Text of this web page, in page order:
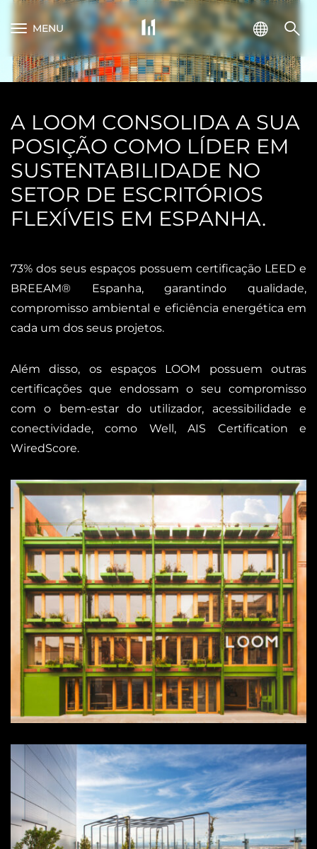
MENU
A LOOM CONSOLIDA A SUA
POSIÇÃO COMO LÍDER EM
SUSTENTABILIDADE NO
SETOR DE ESCRITÓRIOS
FLEXÍVEIS EM ESPANHA.
73% dos seus espaços possuem certificação LEED e
BREEAM® Espanha, garantindo qualidade,
compromisso ambiental e eficiência energética em
cada um dos seus projetos.
Além disso, os espaços LOOM possuem outras
certificações que endossam o seu compromisso
com o bem-estar do utilizador, acessibilidade e
conectividade, como Well, AIS Certification e
WiredScore.